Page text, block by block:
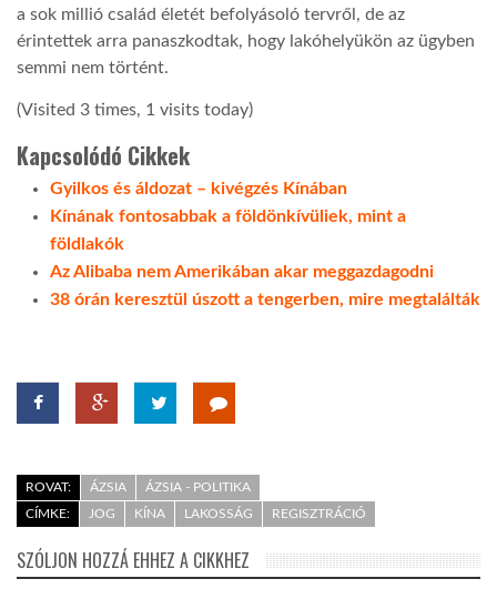
a sok millió család életét befolyásoló tervről, de az
érintettek arra panaszkodtak, hogy lakóhelyükön az ügyben
semmi nem történt.
(Visited 3 times, 1 visits today)
Kapcsolódó Cikkek
Gyilkos és áldozat – kivégzés Kínában
Kínának fontosabbak a földönkívüliek, mint a
földlakók
Az Alibaba nem Amerikában akar meggazdagodni
38 órán keresztül úszott a tengerben, mire megtalálták
ROVAT: ÁZSIA
ÁZSIA - POLITIKA
CÍMKE:
JOG KÍNA LAKOSSÁG REGISZTRÁCIÓ
SZÓLJON HOZZÁ EHHEZ A CIKKHEZ